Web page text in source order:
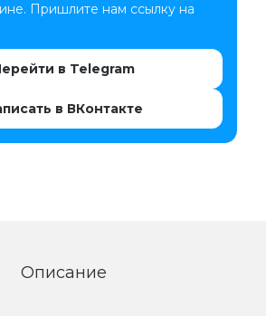
Пришлите нам ссылку на
в Telegram
в ВКонтакте
Описание